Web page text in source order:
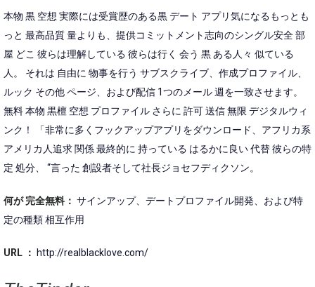
本物 黒 空想 実際には受賞歴のある黒 デート アプリ気になるもっとも
っと 最高品質 量よりも、提供コミットメント志向のシングル安全 部
屋 どこ 彼らは理解している 彼らは行く 会う 黒 ある人々 似ている
人。 それは 自由に 物事を行う サブスクライブ、作成プロファイル、
ルック その他 ページ、および配信 1つのメール 週を一致させます。
無料 本物 黒檀 空想 プロファイル さらに 許可 送信 無限 デジタルウィ
ンク！ 「非常に多くフックアップアプリをダウンロード、アフリカ系
アメリカ人追求 関係 最終的に 持っている はるかに良い 代替 彼らの特
定 処分、 “言った 創設者そして社長ジョセフディクソン。
何が 完全無料： サインアップ、デートプロファイル開発、および特
定の種類 相互作用
URL ： http://realblacklove.com/